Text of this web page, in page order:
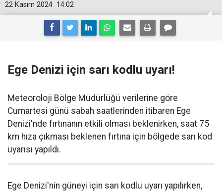
14:02
22 Kasım 2024
Ege Denizi için sarı kodlu uyarı!
Meteoroloji Bölge Müdürlüğü verilerine göre
Cumartesi günü sabah saatlerinden itibaren Ege
Denizi'nde fırtınanın etkili olması beklenirken, saat 75
km hıza çıkması beklenen fırtına için bölgede sarı kod
uyarısı yapıldı.
Ege Denizi'nin güneyi için sarı kodlu uyarı yapılırken,